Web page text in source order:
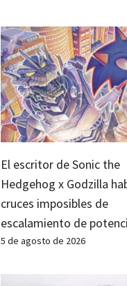
El escritor de Sonic the
Hedgehog x Godzilla
cruces imposibles de
escalamiento de
5 de agosto de 2026